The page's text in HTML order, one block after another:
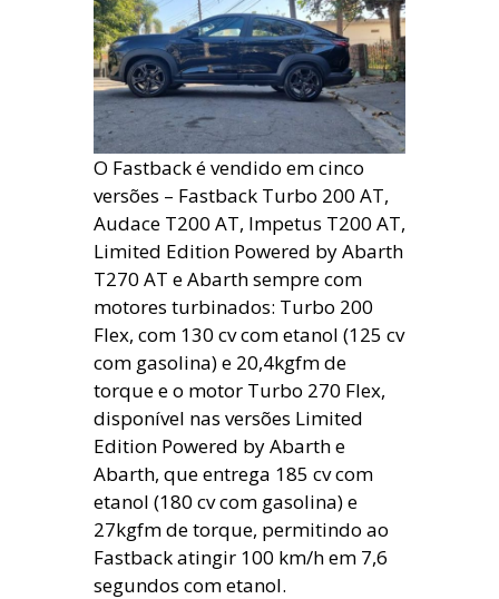
O Fastback é vendido em cinco
versões – Fastback Turbo 200 AT,
Audace T200 AT, Impetus T200 AT,
Limited Edition Powered by Abarth
T270 AT e Abarth sempre com
motores turbinados: Turbo 200
Flex, com 130 cv com etanol (125 cv
com gasolina) e 20,4kgfm de
torque e o motor Turbo 270 Flex,
disponível nas versões Limited
Edition Powered by Abarth e
Abarth, que entrega 185 cv com
etanol (180 cv com gasolina) e
27kgfm de torque, permitindo ao
Fastback atingir 100 km/h em 7,6
segundos com etanol.